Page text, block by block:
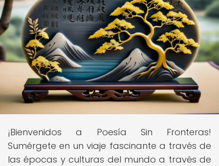
¡Bienvenidos a Poesía Sin Fronteras!
Sumérgete en un viaje fascinante a través de
las épocas y culturas del mundo a través de